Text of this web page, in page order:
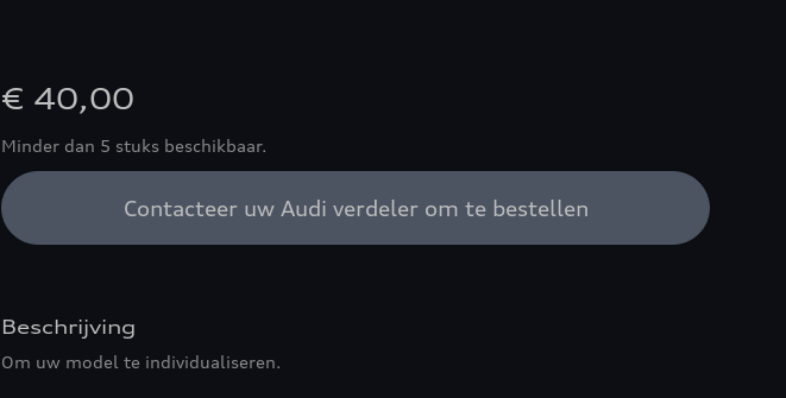
€ 40,00
Minder dan 5 stuks beschikbaar.
Contacteer uw Audi verdeler om te bestellen
Beschrijving
Om uw model te individualiseren.